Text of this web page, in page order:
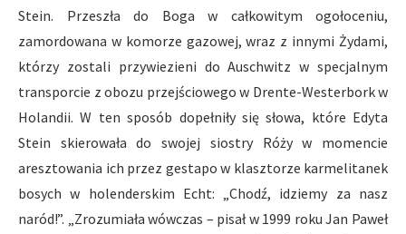
Stein. Przeszła do Boga w całkowitym ogołoceniu,
zamordowana w komorze gazowej, wraz z innymi Żydami,
którzy zostali przywiezieni do Auschwitz w specjalnym
transporcie z obozu przejściowego w Drente-Westerbork w
Holandii. W ten sposób dopełniły się słowa, które Edyta
Stein skierowała do swojej siostry Róży w momencie
aresztowania ich przez gestapo w klasztorze karmelitanek
bosych w holenderskim Echt: „Chodź, idziemy za nasz
naród!”. „Zrozumiała wówczas – pisał w 1999 roku Jan Paweł